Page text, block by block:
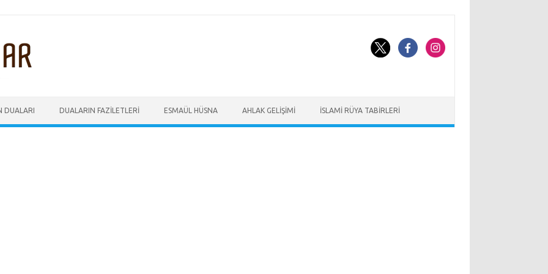
DUALARI DUALARIN FAZILETLERI ESMAÜL HÜSNA AHLAK GELIŞIMI İSLAMI RÜYA TABIRLERI